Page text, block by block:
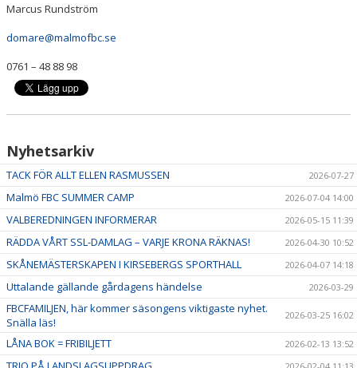
Marcus Rundström
domare@malmofbc.se
0761 – 48 88 98
Nyhetsarkiv
TACK FÖR ALLT ELLEN RASMUSSEN 2026-07-27
Malmö FBC SUMMER CAMP 2026-07-04 14:00
VALBEREDNINGEN INFORMERAR 2026-05-15 11:39
RÄDDA VÅRT SSL-DAMLAG – VARJE KRONA RÄKNAS! 2026-04-30 10:52
SKÅNEMÄSTERSKAPEN I KIRSEBERGS SPORTHALL 2026-04-07 14:18
Uttalande gällande gårdagens händelse 2026-03-29
FBCFAMILJEN, här kommer säsongens viktigaste nyhet.
Snälla läs!
2026-03-25 16:02
LÅNA BOK = FRIBILJETT 2026-02-13 13:52